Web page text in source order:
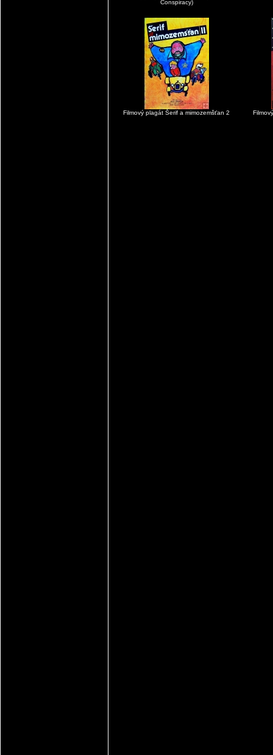
Conspiracy)
Filmový plagát Šerif a mimozemšťan 2